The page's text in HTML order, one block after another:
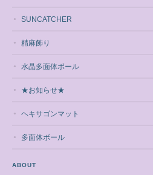
SUNCATCHER
精麻飾り
水晶多面体ボール
★お知らせ★
ヘキサゴンマット
多面体ボール
ABOUT